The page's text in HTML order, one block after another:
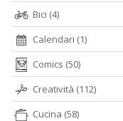
Bici (4)
Calendari (1)
Comics (50)
Creatività (112)
Cucina (58)